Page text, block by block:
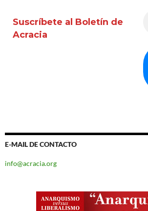
Suscríbete al Boletín de
Acracia
E-MAIL DE CONTACTO
info@acracia.org